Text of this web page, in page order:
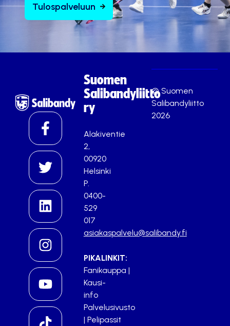
Tulospalveluun
Suomen
Salibandyliitto
ry
Alakiventie
2,
00920
Helsinki
P.
0400-
529
017
asiakaspalvelu@salibandy.fi
PIKALINKIT:
Fanikauppa |
Kausi-
info
Palvelusivusto
| Pelipassit
© Suomen
Salibandyliitto
2026